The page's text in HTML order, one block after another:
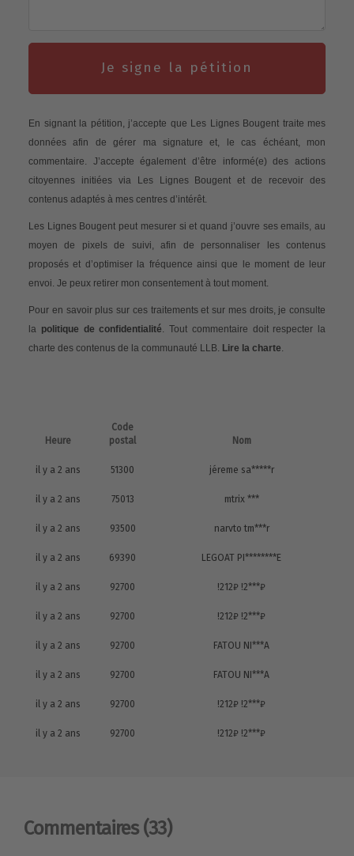
Je signe la pétition
En signant la pétition, j’accepte que Les Lignes Bougent traite mes
données afin de gérer ma signature et, le cas échéant, mon
commentaire. J’accepte également d’être informé(e) des actions
citoyennes initiées via Les Lignes Bougent et de recevoir des
contenus adaptés à mes centres d’intérêt.
Les Lignes Bougent peut mesurer si et quand j’ouvre ses emails, au
moyen de pixels de suivi, afin de personnaliser les contenus
proposés et d’optimiser la fréquence ainsi que le moment de leur
envoi. Je peux retirer mon consentement à tout moment.
Pour en savoir plus sur ces traitements et sur mes droits, je consulte
la politique de confidentialité. Tout commentaire doit respecter la
charte des contenus de la communauté LLB. Lire la charte.
Heure
Code
postal
Nom
il y a 2 ans 51300 jéreme sa*****r
il y a 2 ans 75013 mtrix ***
il y a 2 ans 93500 narvto tm***r
il y a 2 ans 69390 LEGOAT PI********E
il y a 2 ans 92700 !212₽ !2***₽
il y a 2 ans 92700 !212₽ !2***₽
il y a 2 ans 92700 FATOU NI***A
il y a 2 ans 92700 FATOU NI***A
il y a 2 ans 92700 !212₽ !2***₽
il y a 2 ans 92700 !212₽ !2***₽
Commentaires (33)